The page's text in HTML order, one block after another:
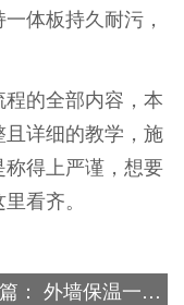
体板持久耐污，
的全部内容，本
详细的教学，施
得上严谨，想要
看齐。
： 外墙保温一体板品牌十大排名【最新排行榜】